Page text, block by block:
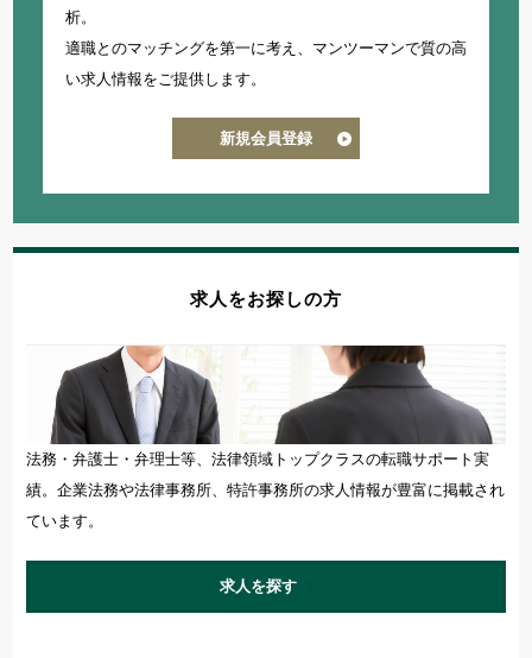
析。
適職とのマッチングを第一に考え、 マンツーマンで質の高
い求人情報をご提供します。
新規会員登録
求人をお探しの方
法務・弁護士・弁理士等、法律領域トップクラスの転職サポート実
績。企業法務や法律事務所、特許事務所の求人情報が豊富に掲載され
ています。
求人を探す